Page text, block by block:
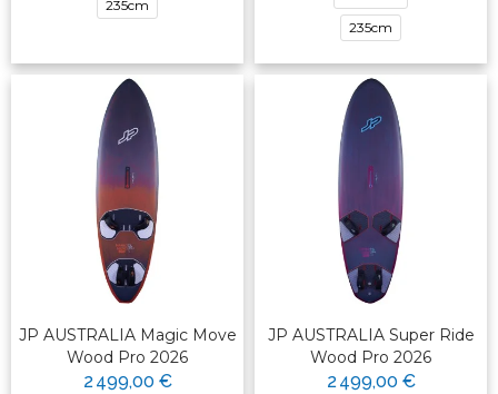
235cm
235cm
JP AUSTRALIA Magic Move
Wood Pro 2026
2 499,00 €
JP AUSTRALIA Super Ride
Wood Pro 2026
2 499,00 €